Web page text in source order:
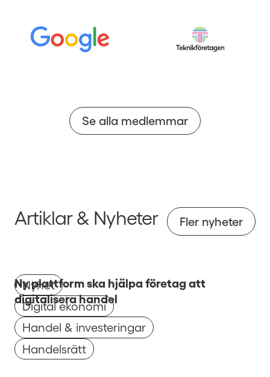
Se alla medlemmar
Artiklar & Nyheter Fler nyheter
Nyhet
Digital ekonomi
Handel & investeringar
Handelsrätt
Ny plattform ska hjälpa företag att
digitalisera handel